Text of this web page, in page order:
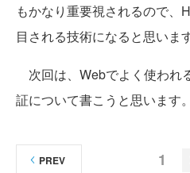
もかなり重要視されるので、
目される技術になると思います
次回は、Webでよく使われ
証について書こうと思います。
1
PREV